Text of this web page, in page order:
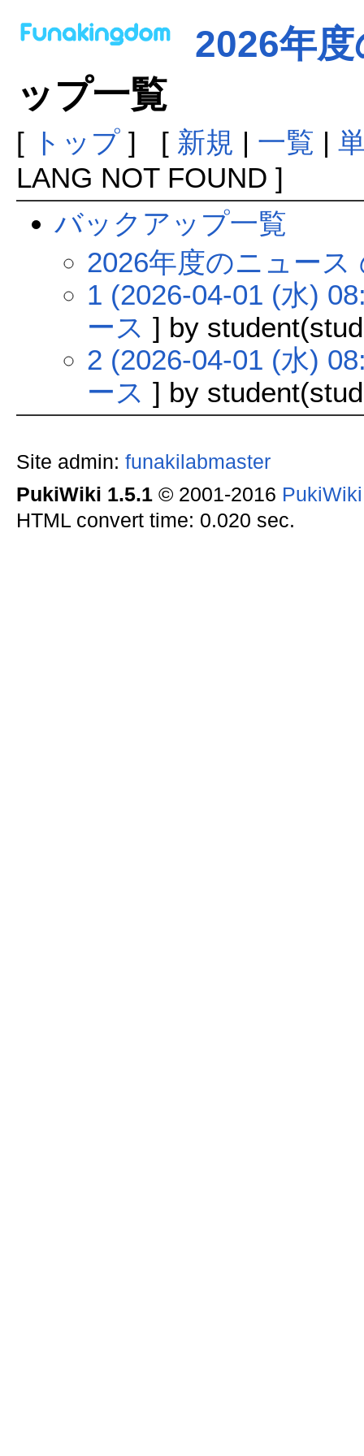
2026年
ップ一覧
[ トップ] [ 新規 | 一覧 |
LANG NOT FOUND ]
バックアップ一覧
2026年度のニュー
1 (2026-04-01 (水)
ース ] by
2 (2026-04-01 (水)
ース ] by
Site admin: funakilabmaster
PukiWiki 1.5.1© 2001-2016
HTML convert time: 0.020 sec.